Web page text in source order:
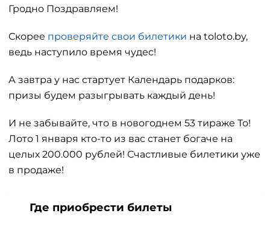
Гродно Поздравляем!
Скорее проверяйте свои билетики на toloto.by,
ведь наступило время чудес!
А завтра у нас стартует Календарь подарков:
призы будем разыгрывать каждый день!
И не забывайте, что в новогоднем 53 тираже То!
Лото 1 января кто-то из вас станет богаче на
целых 200.000 рублей! Счастливые билетики уже
в продаже!
Где приобрести билеты